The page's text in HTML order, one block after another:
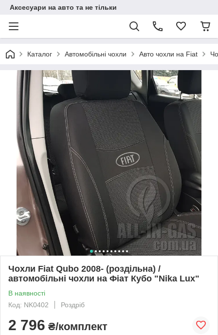
Аксесуари на авто та не тільки
Каталог Автомобільні чохли Авто чохли на Fiat
Чохли Fiat Qubo 2008- (роздільна) /
автомобільні чохли на Фіат Кубо "Nika Lux"
В наявності
Код: NK0402
Роздріб
2 796 ₴/комплект